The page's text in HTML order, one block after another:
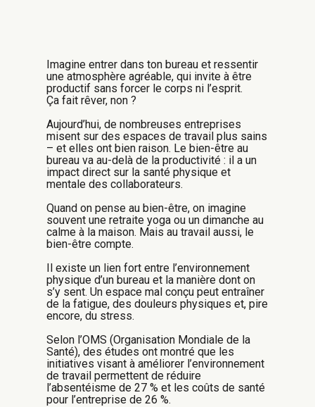
Imagine entrer dans ton bureau et ressentir
une atmosphère agréable, qui invite à être
productif sans forcer le corps ni l’esprit.
Ça fait rêver, non ?
Aujourd’hui, de nombreuses entreprises
misent sur des espaces de travail plus sains
– et elles ont bien raison. Le bien-être au
bureau va au-delà de la productivité : il a un
impact direct sur la santé physique et
mentale des collaborateurs.
Quand on pense au bien-être, on imagine
souvent une retraite yoga ou un dimanche au
calme à la maison. Mais au travail aussi, le
bien-être compte.
Il existe un lien fort entre l’environnement
physique d’un bureau et la manière dont on
s’y sent. Un espace mal conçu peut entraîner
de la fatigue, des douleurs physiques et, pire
encore, du stress.
Selon l’OMS (Organisation Mondiale de la
Santé), des études ont montré que les
initiatives visant à améliorer l’environnement
de travail permettent de réduire
l’absentéisme de 27 % et les coûts de santé
pour l’entreprise de 26 %.